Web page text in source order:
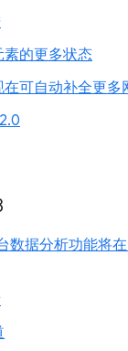
的更多状态
在可自动补全更
数据分析功能将